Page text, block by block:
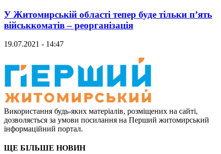
У Житомирській області тепер буде тільки п’ять
військкоматів – реорганізація
19.07.2021 - 14:47
Використання будь-яких матеріалів, розміщених на сайті,
дозволяється за умови посилання на Перший житомирський
інформаційний портал.
ЩЕ БІЛЬШЕ НОВИН